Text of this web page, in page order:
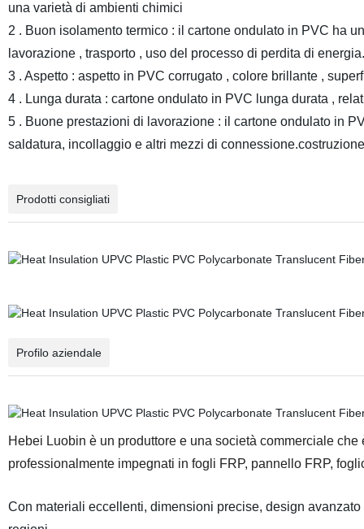
una varietà di ambienti chimici
2 . Buon isolamento termico : il cartone ondulato in PVC ha
lavorazione , trasporto , uso del processo di perdita di energia.
3 . Aspetto : aspetto in PVC corrugato , colore brillante ,
4 . Lunga durata : cartone ondulato in PVC lunga durata ,
5 . Buone prestazioni di lavorazione : il cartone ondulato in
saldatura, incollaggio e altri mezzi di
Prodotti consigliati
Profilo aziendale
Hebei Luobin è un produttore e una società commerciale
professionalmente impegnati in fogli FRP, pannello FRP,
Con materiali eccellenti, dimensioni precise, design